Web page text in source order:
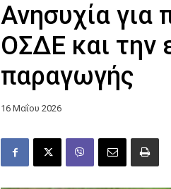
Ανησυχία
ΟΣΔΕ και την
παραγωγής
16 Μαΐου 2026